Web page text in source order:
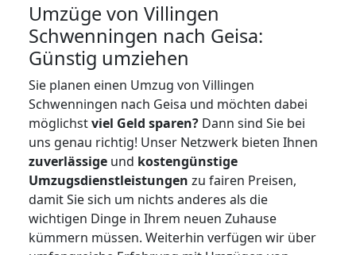
Umzüge von Villingen
Schwenningen nach Geisa:
Günstig umziehen
Sie planen einen Umzug von Villingen
Schwenningen nach Geisa und möchten dabei
möglichstviel Geld sparen? Dann sind Sie bei
uns genau richtig! Unser Netzwerk bieten Ihnen
zuverlässige und kostengünstige
Umzugsdienstleistungen zu fairen Preisen,
damit Sie sich um nichts anderes als die
wichtigen Dinge in Ihrem neuen Zuhause
kümmern müssen. Weiterhin verfügen wir über